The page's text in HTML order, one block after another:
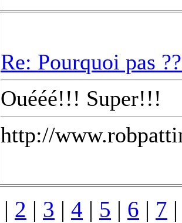
Re: Pourquoi pas
Ouééé!!! Super!!!
http://
| 2 | 3 | 4 | 5 | 6 | 7